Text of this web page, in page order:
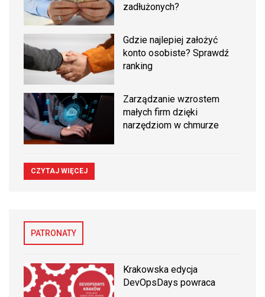
zadłużonych?
Gdzie najlepiej założyć
konto osobiste? Sprawdź
ranking
Zarządzanie wzrostem
małych firm dzięki
narzędziom w chmurze
CZYTAJ WIĘCEJ
PATRONATY
Krakowska edycja
DevOpsDays powraca